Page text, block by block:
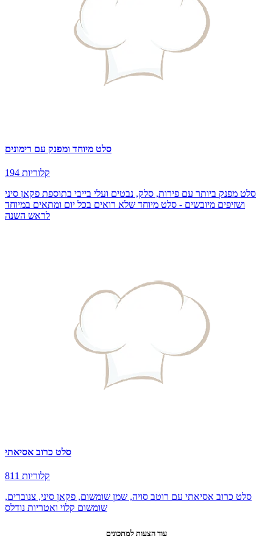
סלט מיוחד ומפנק עם רימונים
194 קלוריות
סלט מפנק ביותר עם פירות, סלק, נבטים ועלי בייבי בתוספת פקאן סיני
ושזיפים מיובשים - סלט מיוחד שלא רואים בכל יום ומתאים במיוחד
לראש השנה
סלט כרוב אסיאתי
811 קלוריות
סלט כרוב אסיאתי עם רוטב סויה, שמן שומשום, פקאן סיני, צנוברים,
שומשום קלוי ואטריות נודלס
עוד הצעות למתכונים